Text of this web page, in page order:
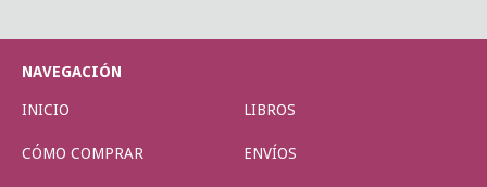
NAVEGACIÓN
INICIO LIBROS
CÓMO COMPRAR ENVÍOS